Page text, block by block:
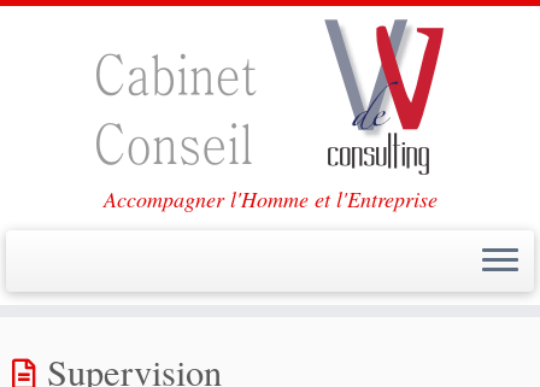
au
contenu
Accompagner l'Homme et l'Entreprise
Supervision